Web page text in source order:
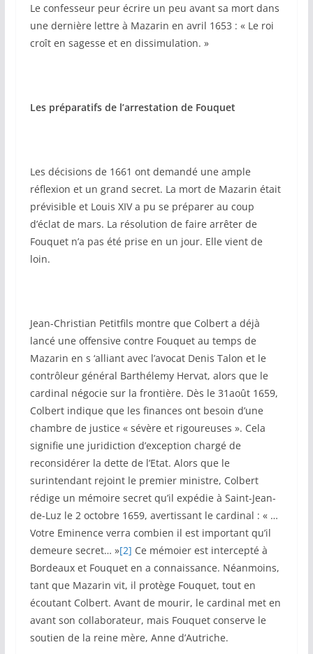
Le confesseur peur écrire un peu avant sa mort dans
une dernière lettre à Mazarin en avril 1653 : « Le roi
croît en sagesse et en dissimulation. »
Les préparatifs de l’arrestation de Fouquet
Les décisions de 1661 ont demandé une ample
réflexion et un grand secret. La mort de Mazarin était
prévisible et Louis XIV a pu se préparer au coup
d’éclat de mars. La résolution de faire arrêter de
Fouquet n’a pas été prise en un jour. Elle vient de
loin.
Jean-Christian Petitfils montre que Colbert a déjà
lancé une offensive contre Fouquet au temps de
Mazarin en s ‘alliant avec l’avocat Denis Talon et le
contrôleur général Barthélemy Hervat, alors que le
cardinal négocie sur la frontière. Dès le 31août 1659,
Colbert indique que les finances ont besoin d’une
chambre de justice « sévère et rigoureuses ». Cela
signifie une juridiction d’exception chargé de
reconsidérer la dette de l’Etat. Alors que le
surintendant rejoint le premier ministre, Colbert
rédige un mémoire secret qu’il expédie à Saint-Jean-
de-Luz le 2 octobre 1659, avertissant le cardinal : « …
Votre Eminence verra combien il est important qu’il
demeure secret… »[2] Ce mémoier est intercepté à
Bordeaux et Fouquet en a connaissance. Néanmoins,
tant que Mazarin vit, il protège Fouquet, tout en
écoutant Colbert. Avant de mourir, le cardinal met en
avant son collaborateur, mais Fouquet conserve le
soutien de la reine mère, Anne d’Autriche.